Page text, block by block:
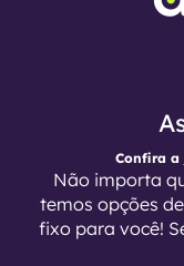
Confira a
Não importa
temos opções
fixo para você!